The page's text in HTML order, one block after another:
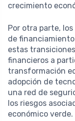
crecimiento
Por otra parte,
de
estas
financieros a
transformación
adopción de
una red de
los riesgos
económico verde.